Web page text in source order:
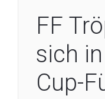
FF
sich
Cup-